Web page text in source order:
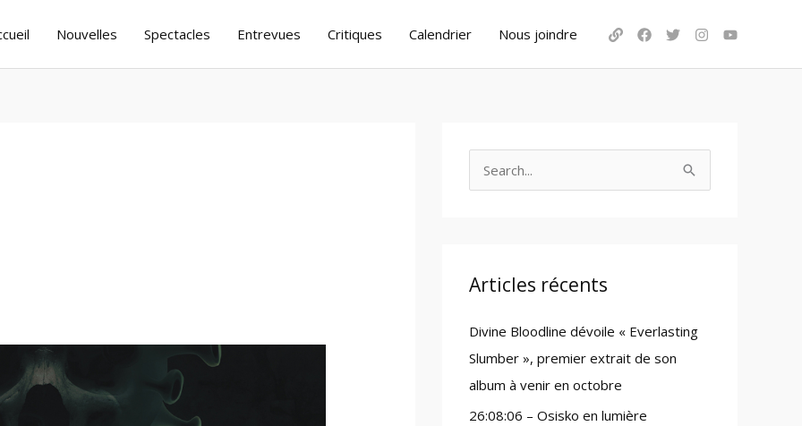
Nouvelles Spectacles Entrevues Critiques Calendrier Nous joindre
c
f
o
r
:
Articles récents
Divine Bloodline dévoile « Everlasting
Slumber », premier extrait de son
album à venir en octobre
26:08:06 – Osisko en lumière